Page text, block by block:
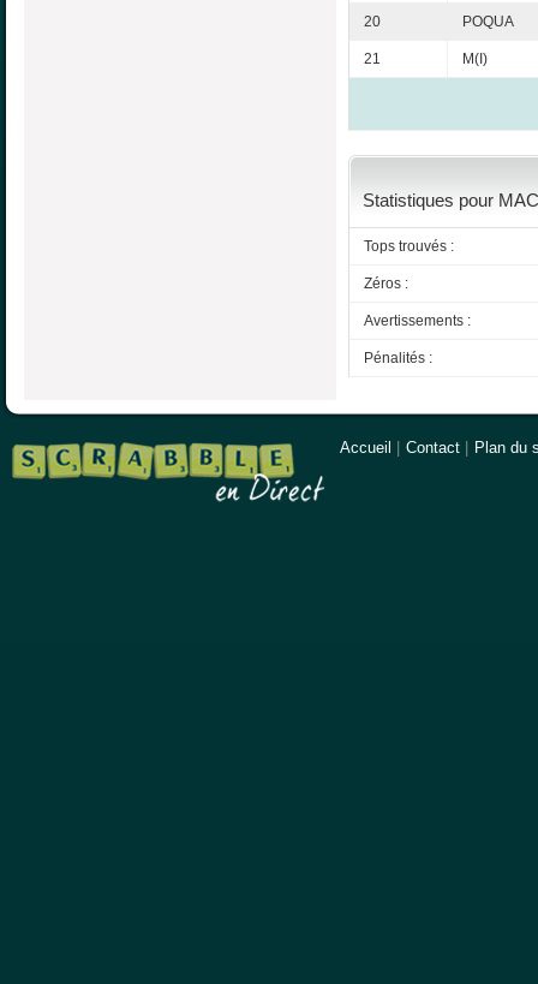
20 POQUA
21 M(I)
Statistiques pour
Tops trouvés :
Zéros :
Avertissements :
Pénalités :
Accueil Contact Plan du